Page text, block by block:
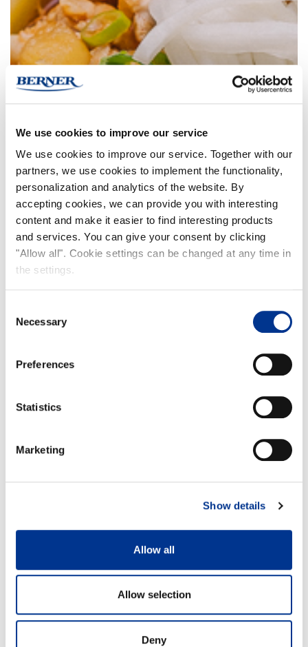
We use cookies to improve our service
We use cookies to improve our service. Together with our
partners, we use cookies to implement the functionality,
personalization and analytics of the website. By
accepting cookies, we can provide you with interesting
content and make it easier to find interesting products
and services. You can give your consent by clicking
"Allow all". Cookie settings can be changed at any time in
the settings.
Selection
Necessary
Preferences
Statistics
Marketing
Show details
Allow all
Allow selection
Deny